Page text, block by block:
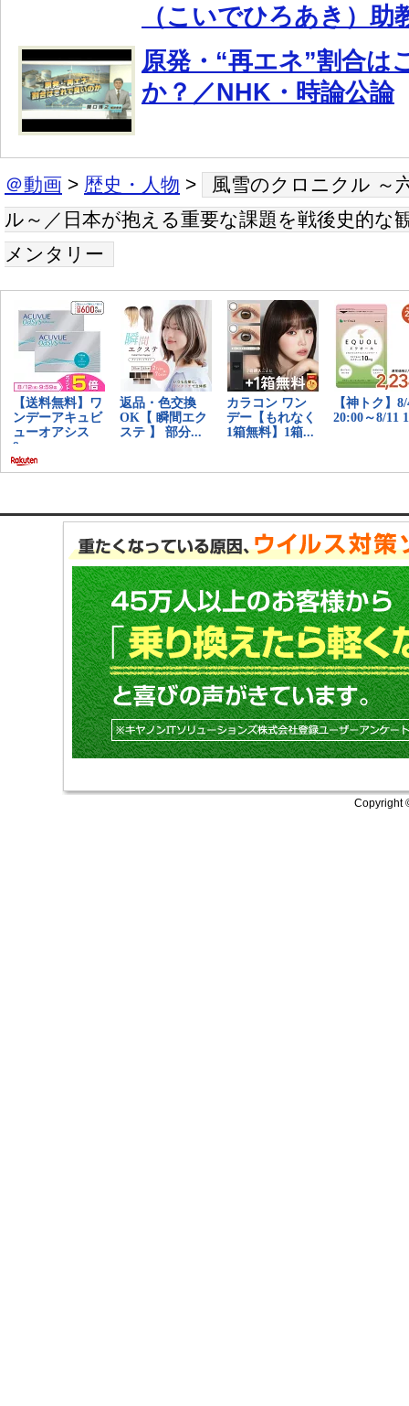
（こいでひろあき）助
原発・“再エネ”割合は
か？／NHK・時論公論
＠動画 > 歴史・人物 >
風雪のクロニクル ～
ル～／日本が抱える重要な課題を戦後史的な
メンタリー
Copyright